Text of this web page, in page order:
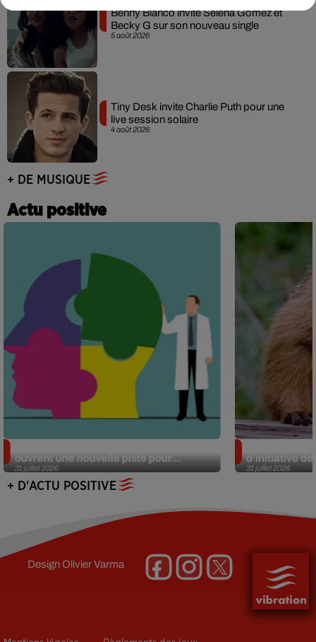
5 août 2026
Benny Blanco invite Selena Gomez et
Becky G sur son nouveau single
4 août 2026
Tiny Desk invite Charlie Puth pour une
live session solaire
+ DE MUSIQUE
Actu positive
31 juillet 2026
ouvrent une nouvelle piste pour...
31 juillet 2026
d’initiative
+ D'ACTU POSITIVE
DesignOlivier Varma